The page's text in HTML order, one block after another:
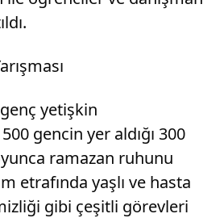
yetişkin
gencin yer aldığı 300
ramazan ruhunu
etrafında yaşlı ve hasta
gibi çeşitli görevleri